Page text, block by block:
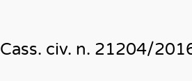
Cass. civ. n. 21204/